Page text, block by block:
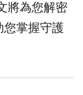
將為您解密
您掌握守護